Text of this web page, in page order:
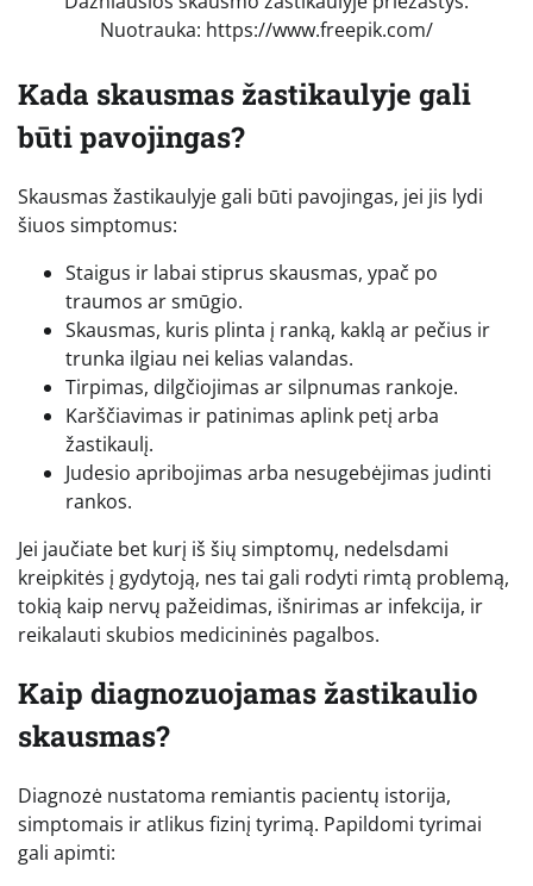
Nuotrauka: https://www.freepik.com/
Kada skausmas žastikaulyje gali
būti pavojingas?
Skausmas žastikaulyje gali būti pavojingas, jei jis lydi
šiuos simptomus:
Staigus ir labai stiprus skausmas, ypač po
traumos ar smūgio.
Skausmas, kuris plinta į ranką, kaklą ar pečius ir
trunka ilgiau nei kelias valandas.
Tirpimas, dilgčiojimas ar silpnumas rankoje.
Karščiavimas ir patinimas aplink petį arba
žastikaulį.
Judesio apribojimas arba nesugebėjimas judinti
rankos.
Jei jaučiate bet kurį iš šių simptomų, nedelsdami
kreipkitės į gydytoją, nes tai gali rodyti rimtą problemą,
tokią kaip nervų pažeidimas, išnirimas ar infekcija, ir
reikalauti skubios medicininės pagalbos.
Kaip diagnozuojamas žastikaulio
skausmas?
Diagnozė nustatoma remiantis pacientų istorija,
simptomais ir atlikus fizinį tyrimą. Papildomi tyrimai
gali apimti: